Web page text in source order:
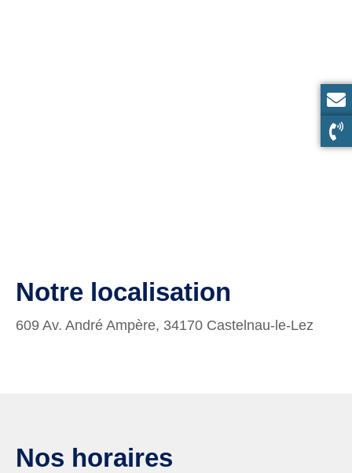
Notre localisation
609 Av. André Ampère, 34170 Castelnau-le-Lez
Nos horaires